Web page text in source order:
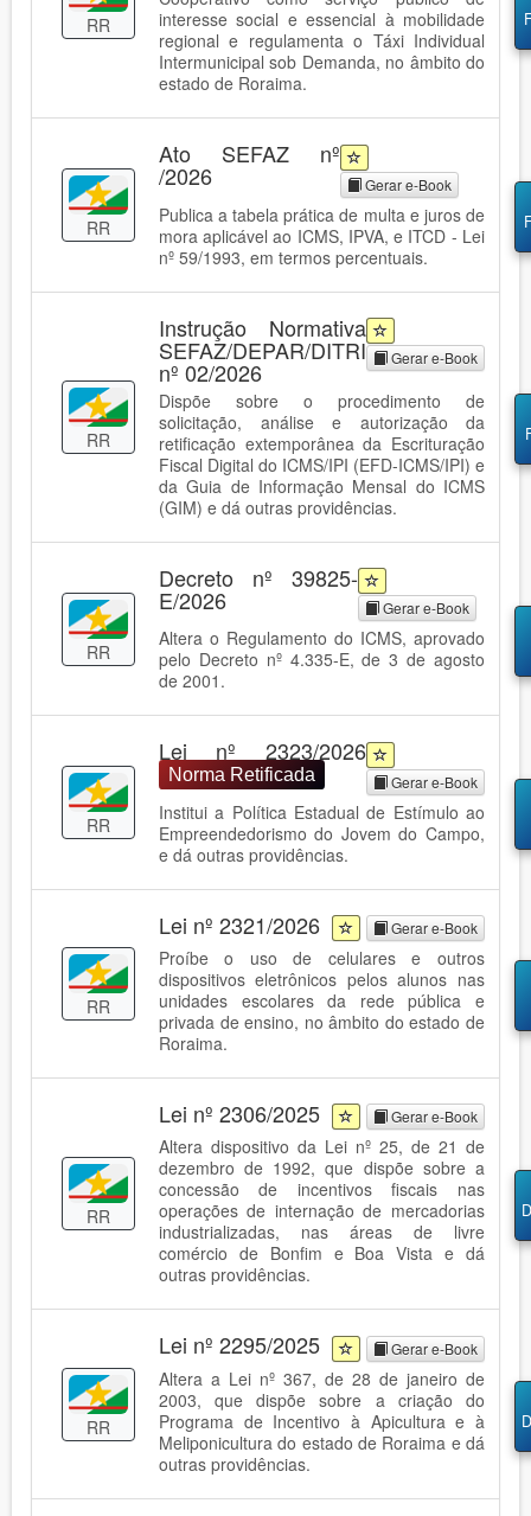
RR
interesse social e essencial à mobilidade
regional e regulamenta o Táxi Individual
Intermunicipal sob Demanda, no âmbito do
estado de Roraima.
RR
Ato SEFAZ nº
/2026 Gerar e-Book
Publica a tabela prática de multa e juros de
mora aplicável ao ICMS, IPVA, e ITCD - Lei
nº 59/1993, em termos percentuais.
RR
Instrução Normativa
SEFAZ/DEPAR/DITRI
nº 02/2026 Gerar e-Book
Dispõe sobre o procedimento de
solicitação, análise e autorização da
retificação extemporânea da Escrituração
Fiscal Digital do ICMS/IPI (EFD-ICMS/IPI) e
da Guia de Informação Mensal do ICMS
(GIM) e dá outras providências.
RR
Decreto nº 39825-
E/2026 Gerar e-Book
Altera o Regulamento do ICMS, aprovado
pelo Decreto nº 4.335-E, de 3 de agosto
de 2001.
RR
Lei nº 2323/2026
Norma Retificada Gerar e-Book
Institui a Política Estadual de Estímulo ao
Empreendedorismo do Jovem do Campo,
e dá outras providências.
RR
Lei nº 2321/2026 Gerar e-Book
Proíbe o uso de celulares e outros
dispositivos eletrônicos pelos alunos nas
unidades escolares da rede pública e
privada de ensino, no âmbito do estado de
Roraima.
RR
Lei nº 2306/2025 Gerar e-Book
Altera dispositivo da Lei nº 25, de 21 de
dezembro de 1992, que dispõe sobre a
concessão de incentivos fiscais nas
operações de internação de mercadorias
industrializadas, nas áreas de livre
comércio de Bonfim e Boa Vista e dá
outras providências.
RR
Lei nº 2295/2025 Gerar e-Book
Altera a Lei nº 367, de 28 de janeiro de
2003, que dispõe sobre a criação do
Programa de Incentivo à Apicultura e à
Meliponicultura do estado de Roraima e dá
outras providências.